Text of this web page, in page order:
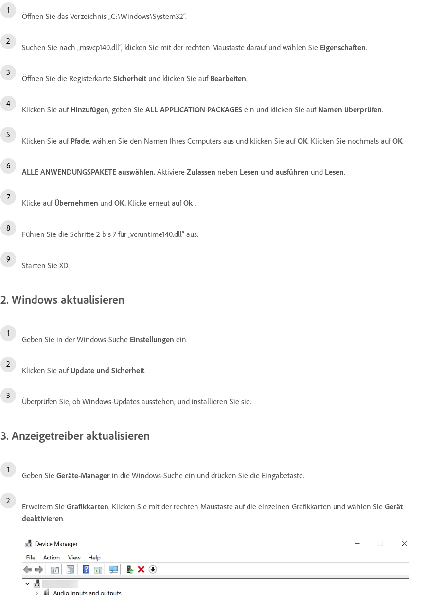
Öffnen Sie das Verzeichnis „C:\Windows\System32“.
Suchen Sie nach „msvcp140.dll“, klicken Sie mit der rechten Maustaste darauf und wählen Sie Eigenschaften.
Öffnen Sie die Registerkarte Sicherheit und klicken Sie auf Bearbeiten.
Klicken Sie auf Hinzufügen, geben Sie ALL APPLICATION PACKAGES ein und klicken Sie auf Namen überprüfen.
Klicken Sie auf Pfade, wählen Sie den Namen Ihres Computers aus und klicken Sie aufOK. Klicken Sie nochmals aufOK.
ALLE ANWENDUNGSPAKETE auswählen. Aktiviere Zulassen neben Lesen und ausführen und Lesen.
Klicke auf Übernehmen und OK. Klicke erneut aufOk .
Führen Sie die Schritte 2 bis 7 für „vcruntime140.dll“ aus.
Starten Sie XD.
2. Windows aktualisieren
Geben Sie in der Windows-Suche Einstellungen ein.
Klicken Sie auf Update und Sicherheit.
Überprüfen Sie, ob Windows-Updates ausstehen, und installieren Sie sie.
3. Anzeigetreiber aktualisieren
Geben Sie Geräte-Manager in die Windows-Suche ein und drücken Sie die Eingabetaste.
Erweitern Sie Grafikkarten. Klicken Sie mit der rechten Maustaste auf die einzelnen Grafikkarten und wählen Sie Gerät
deaktivieren.